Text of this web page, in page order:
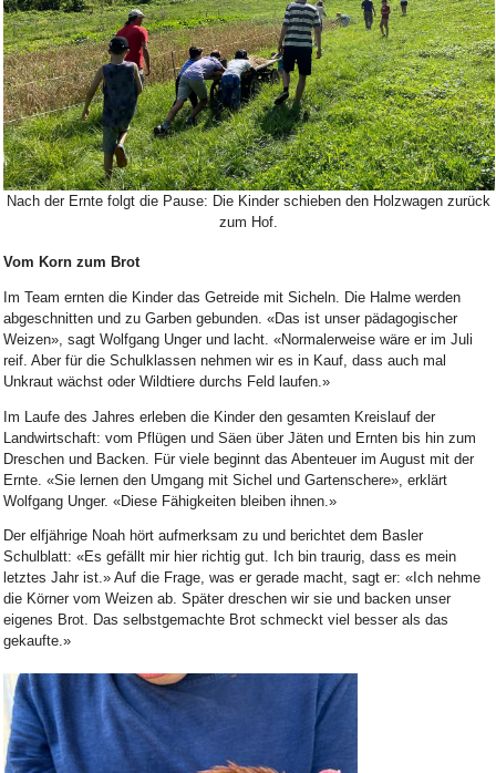
Bild Legende:
Nach der Ernte folgt die Pause: Die Kinder schieben den Holzwagen zurück
zum Hof.
Vom Korn zum Brot
Im Team ernten die Kinder das Getreide mit Sicheln. Die Halme werden
abgeschnitten und zu Garben gebunden. «Das ist unser pädagogischer
Weizen», sagt Wolfgang Unger und lacht. «Normalerweise wäre er im Juli
reif. Aber für die Schulklassen nehmen wir es in Kauf, dass auch mal
Unkraut wächst oder Wildtiere durchs Feld laufen.»
Im Laufe des Jahres erleben die Kinder den gesamten Kreislauf der
Landwirtschaft: vom Pflügen und Säen über Jäten und Ernten bis hin zum
Dreschen und Backen. Für viele beginnt das Abenteuer im August mit der
Ernte. «Sie lernen den Umgang mit Sichel und Gartenschere», erklärt
Wolfgang Unger. «Diese Fähigkeiten bleiben ihnen.»
Der elfjährige Noah hört aufmerksam zu und berichtet dem Basler
Schulblatt: «Es gefällt mir hier richtig gut. Ich bin traurig, dass es mein
letztes Jahr ist.» Auf die Frage, was er gerade macht, sagt er: «Ich nehme
die Körner vom Weizen ab. Später dreschen wir sie und backen unser
eigenes Brot. Das selbstgemachte Brot schmeckt viel besser als das
gekaufte.»